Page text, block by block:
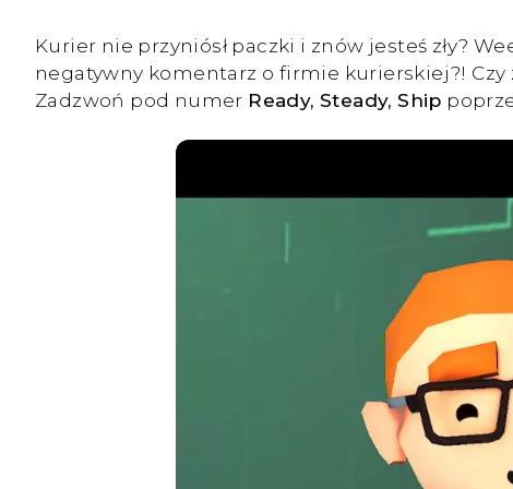
Kurier nie przyniósł paczki i znów jesteś zły?
negatywny komentarz o firmie kurierskiej?!
Zadzwoń pod numer Ready, Steady, Ship